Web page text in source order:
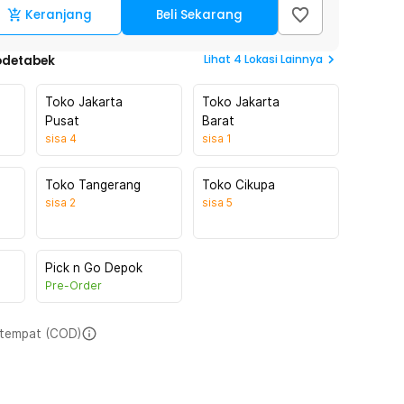
Keranjang Beli Sekarang
Lihat 4 Lokasi Lainnya
Toko Jakarta
Pusat
sisa 4
Toko Jakarta
Barat
sisa 1
Toko Tangerang
sisa 2
Toko Cikupa
sisa 5
Pick n Go Depok
Pre-Order
(COD)